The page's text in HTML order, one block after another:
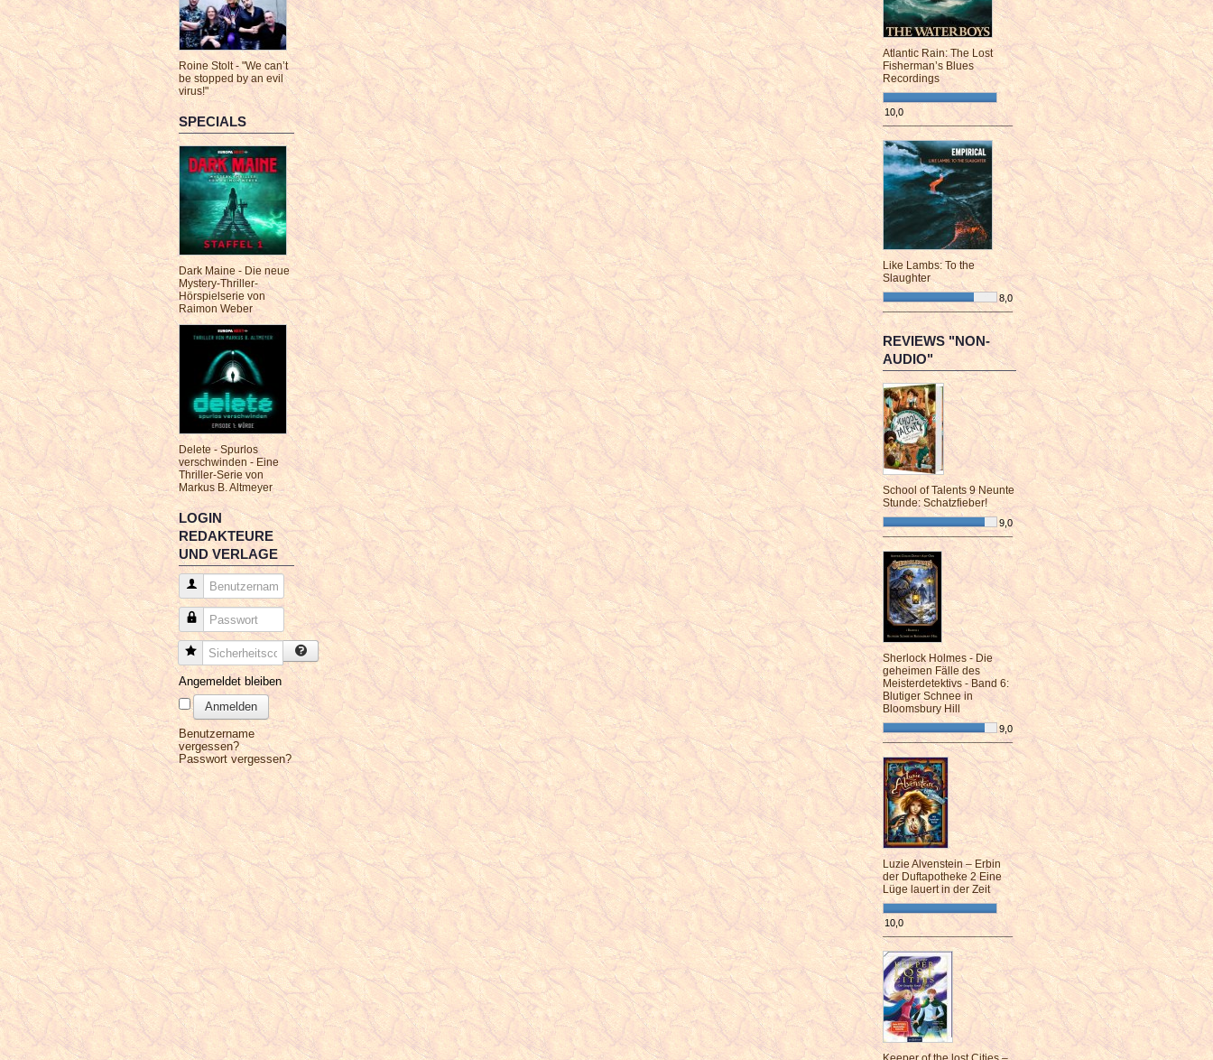
Roine Stolt - "We can’t
be stopped by an evil
virus!"
SPECIALS
Dark Maine - Die neue
Mystery-Thriller-
Hörspielserie von
Raimon Weber
Delete - Spurlos
verschwinden - Eine
Thriller-Serie von
Markus B. Altmeyer
LOGIN
REDAKTEURE
UND VERLAGE
Benutzername
Passwort
Sicherheitscode
Angemeldet bleiben
Anmelden
Benutzername
vergessen?
Passwort vergessen?
Atlantic Rain: The Lost
Fisherman’s Blues
Recordings
10,0
¯¯¯¯¯¯¯¯¯¯¯¯¯¯¯¯¯¯¯¯¯¯¯¯
Like Lambs: To the
Slaughter
8,0
¯¯¯¯¯¯¯¯¯¯¯¯¯¯¯¯¯¯¯¯¯¯¯¯
REVIEWS "NON-
AUDIO"
School of Talents 9 Neunte
Stunde: Schatzfieber!
9,0
¯¯¯¯¯¯¯¯¯¯¯¯¯¯¯¯¯¯¯¯¯¯¯¯
Sherlock Holmes - Die
geheimen Fälle des
Meisterdetektivs - Band 6:
Blutiger Schnee in
Bloomsbury Hill
9,0
¯¯¯¯¯¯¯¯¯¯¯¯¯¯¯¯¯¯¯¯¯¯¯¯
Luzie Alvenstein – Erbin
der Duftapotheke 2 Eine
Lüge lauert in der Zeit
10,0
¯¯¯¯¯¯¯¯¯¯¯¯¯¯¯¯¯¯¯¯¯¯¯¯